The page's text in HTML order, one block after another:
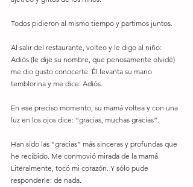
Todos pidieron al mismo tiempo y partimos juntos.
Al salir del restaurante, volteo y le digo al niño:
Adiós (le dije su nombre, que penosamente olvidé)
me dio gusto conocerte. Él levanta su mano
temblorina y me dice: Adiós.
En ese preciso momento, su mamá voltea y con una
luz en los ojos dice: “gracias, muchas gracias”.
Han sido las “gracias” más sinceras y profundas que
he recibido. Me conmovió mirada de la mamá.
Literalmente, tocó mi corazón. Y sólo pude
responderle: de nada.